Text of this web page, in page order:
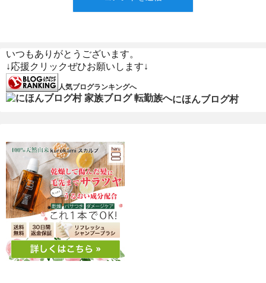
いつもありがとうございます。
↓応援クリックぜひお願いします↓
人気ブログランキングへ
にほんブログ村